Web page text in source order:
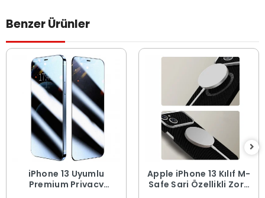
Benzer Ürünler
iPhone 13 Uyumlu
Premium Privacy
Apple iPhone 13 Kılıf M-
Safe Şarj Özellikli Zore